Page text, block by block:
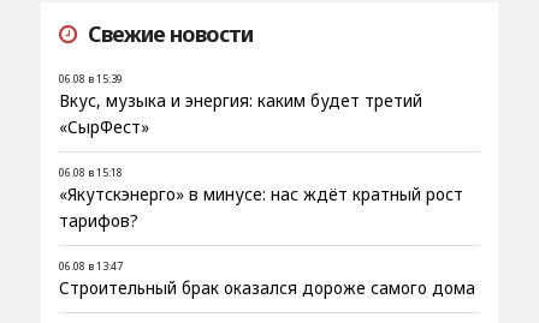
Свежие новости
06.08 в 15:39
Вкус, музыка и энергия: каким будет третий
«СырФест»
06.08 в 15:18
«Якутскэнерго» в минусе: нас ждёт кратный рост
тарифов?
06.08 в 13:47
Строительный брак оказался дороже самого дома